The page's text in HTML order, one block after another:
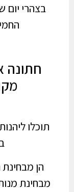
בצהרי יום
חתונה
תוכלו
הן מבחינת
מבחינת